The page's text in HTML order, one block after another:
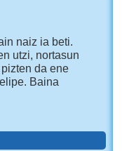
naiz ia beti.
utzi, nortasun
da ene
Baina